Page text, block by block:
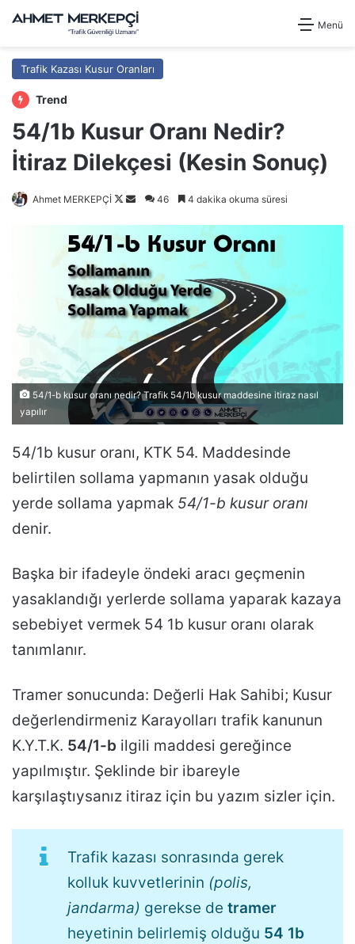
Menü
Trafik Kazası Kusur Oranları
Trend
54/1b Kusur Oranı Nedir?
İtiraz Dilekçesi (Kesin Sonuç)
Ahmet MERKEPÇİ
Follow
X
Bir
posta
göndermek
46 4 dakika okuma süresi
54/1-b kusur oranı nedir? Trafik 54/1b kusur maddesine itiraz nasıl
yapılır
54/1b kusur oranı, KTK 54. Maddesinde
belirtilen sollama yapmanın yasak olduğu
yerde sollama yapmak 54/1-b kusur oranı
denir.
Başka bir ifadeyle öndeki aracı geçmenin
yasaklandığı yerlerde sollama yaparak kazaya
sebebiyet vermek 54 1b kusur oranı olarak
tanımlanır.
Tramer sonucunda: Değerli Hak Sahibi; Kusur
değerlendirmeniz Karayolları trafik kanunun
K.Y.T.K. 54/1-b ilgili maddesi gereğince
yapılmıştır. Şeklinde bir ibareyle
karşılaştıysanız itiraz için bu yazım sizler için.
Trafik kazası sonrasında gerek
kolluk kuvvetlerinin (polis,
jandarma) gerekse de tramer
heyetinin belirlemiş olduğu 54 1b